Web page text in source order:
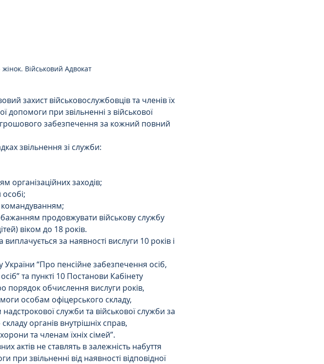
Військовий Адвокат
захист військовослужбовців та членів їх
допомоги при звільненні з військової
грошового забезпечення за кожний повний
звільнення зі служби:
організаційних заходів;
продовжувати військову службу
віком до 18 років.
за наявності вислуги 10 років і
України “Про пенсійне забезпечення осіб,
та пункті 10 Постанови Кабінету
порядок обчислення вислуги років,
особам офіцерського складу,
служби та військової служби за
органів внутрішніх справ,
та членам їхніх сімей”.
не ставлять в залежність набуття
звільненні від наявності відповідної